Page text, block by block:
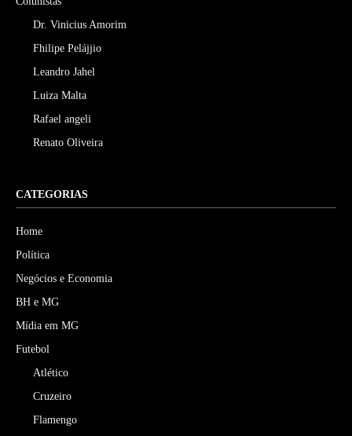
Dr. Vinicius Amorim
Fhilipe Pelájjio
Leandro Jahel
Luiza Malta
Rafael angeli
Renato Oliveira
CATEGORIAS
Home
Política
Negócios e Economia
BH e MG
Mídia em MG
Futebol
Atlético
Cruzeiro
Flamengo